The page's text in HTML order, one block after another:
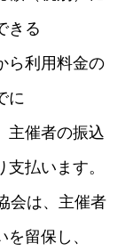
きる
利用料金の
に
催者の振込
払います。
会は、主催者
留保し、